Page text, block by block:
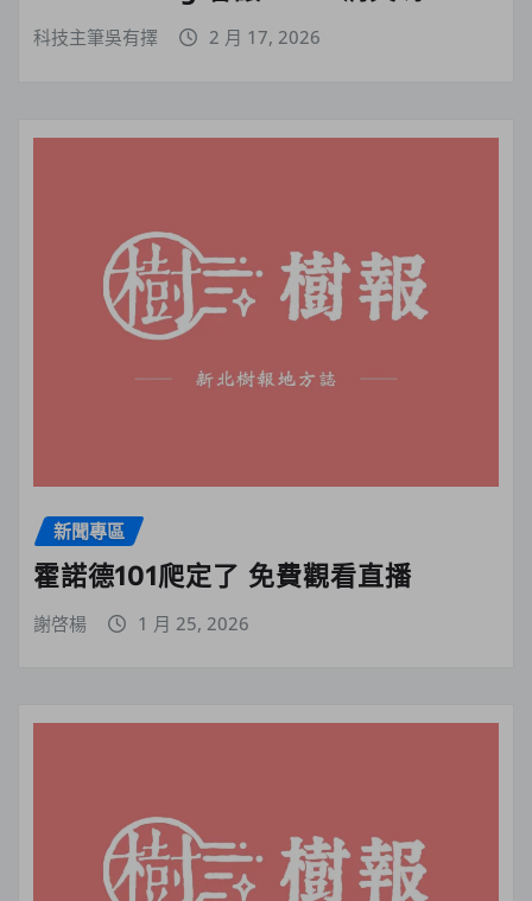
科技主筆吳有擇 2 月 17, 2026
新聞專區
霍諾德101爬定了 免費觀看直播
謝啓楊 1 月 25, 2026